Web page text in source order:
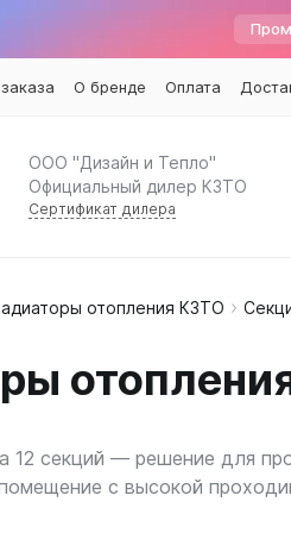
О бренде Оплата
ООО "Дизайн и Тепло"
Официальный дилер КЗТО
Сертификат дилера
По
Элегант
Вентили
отопления КЗТО
12 секций — решение для
с высокой